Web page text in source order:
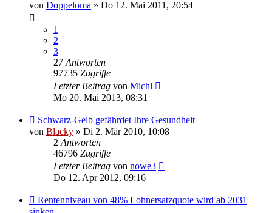
von Doppeloma » Do 12. Mai 2011, 20:54
1
2
3
27Antworten
97735 Zugriffe
Letzter Beitrag von Michl
Mo 20. Mai 2013, 08:31
Schwarz-Gelb gefährdet Ihre Gesundheit
von Blacky » Di 2. Mär 2010, 10:08
2Antworten
46796 Zugriffe
Letzter Beitrag von nowe3
Do 12. Apr 2012, 09:16
Rentenniveau von 48% Lohnersatzquote wird ab 2031